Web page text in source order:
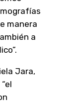
manera
a
Jara,